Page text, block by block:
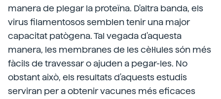
manera de plegar la proteïna. D'altra banda, els
virus filamentosos semblen tenir una major
capacitat patògena. Tal vegada d'aquesta
manera, les membranes de les cèl·lules són més
fàcils de travessar o ajuden a pegar-les. No
obstant això, els resultats d'aquests estudis
serviran per a obtenir vacunes més eficaces